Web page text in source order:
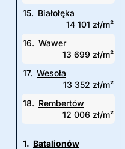
15. Białołęka
14 101 zł/m²
16. Wawer
13 699 zł/m²
17. Wesoła
13 352 zł/m²
18. Rembertów
12 006 zł/m²
1. Batalionów